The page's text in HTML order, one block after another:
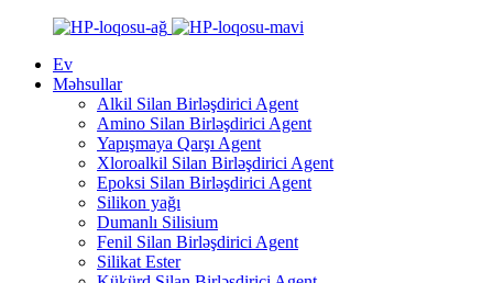
Ev
Məhsullar
Alkil Silan Birləşdirici Agent
Amino Silan Birləşdirici Agent
Yapışmaya Qarşı Agent
Xloroalkil Silan Birləşdirici Agent
Epoksi Silan Birləşdirici Agent
Silikon yağı
Dumanlı Silisium
Fenil Silan Birləşdirici Agent
Silikat Ester